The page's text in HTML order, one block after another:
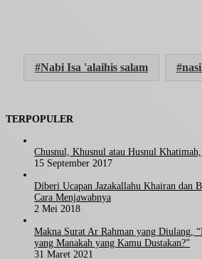
Nabi Isa 'alaihis salam
TERPOPULER
Chusnul, Khusnul atau Husnul
15 September 2017
Diberi Ucapan Jazakallahu Khairan dan
Cara Menjawabnya
2 Mei 2018
Makna Surat Ar Rahman yang Diulang,
yang Manakah yang Kamu Dustakan?”
31 Maret 2021